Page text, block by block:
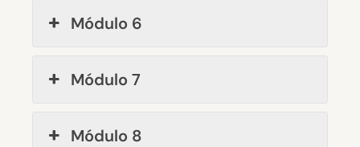
Módulo 6
Módulo 7
Módulo 8